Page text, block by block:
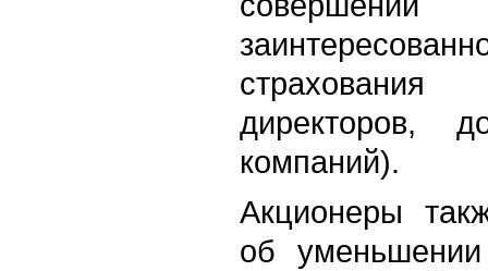
страхования
директоров,
компаний).
Акционеры
об уменьшении